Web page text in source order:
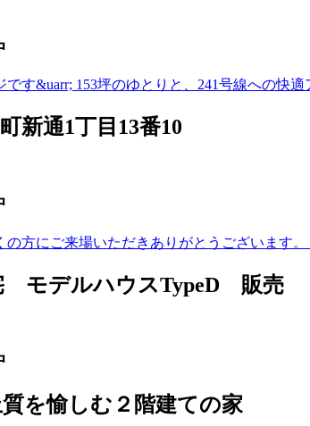
す&uarr; 153坪のゆとりと、241号線への快
新通1丁目13番10
の方にご来場いただきありがとうございます
モデルハウスTypeD 販売
を愉しむ２階建ての家